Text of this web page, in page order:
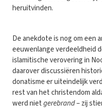
heruitvinden.
De anekdote is nog om een
eeuwenlange verdeeldheid
islamitische verovering in
daarover discussiëren
donatisme er uiteindelijk
rest van het christendom
werd nietgerebrand– zij